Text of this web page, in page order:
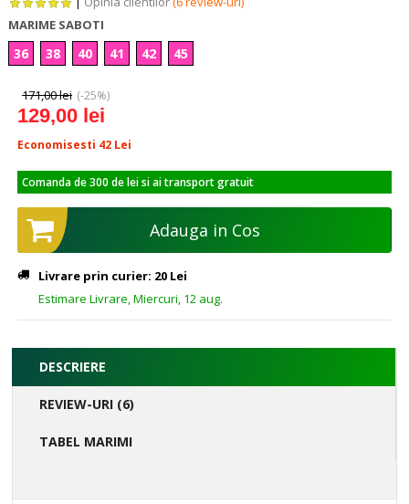
MARIME SABOTI
36 38 40 41 42 45
171,00 lei (-25%)
129,00 lei
Economisesti 42 Lei
Comanda de 300 de lei si ai transport gratuit
Adauga in Cos
Livrare prin curier: 20 Lei
Estimare Livrare, Miercuri, 12 aug.
DESCRIERE
REVIEW-URI (6)
TABEL MARIMI